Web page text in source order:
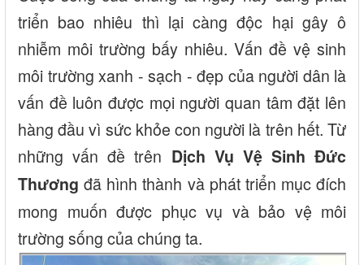
triển bao nhiêu thì lại càng độc hại gây ô
nhiễm môi trường bấy nhiêu. Vấn đề vệ sinh
môi trường xanh - sạch - đẹp của người dân là
vấn đề luôn được mọi người quan tâm đặt lên
hàng đầu vì sức khỏe con người là trên hết. Từ
những vấn đề trên Dịch Vụ Vệ Sinh Đức
Thương đã hình thành và phát triển mục đích
mong muốn được phục vụ và bảo vệ môi
trường sống của chúng ta.